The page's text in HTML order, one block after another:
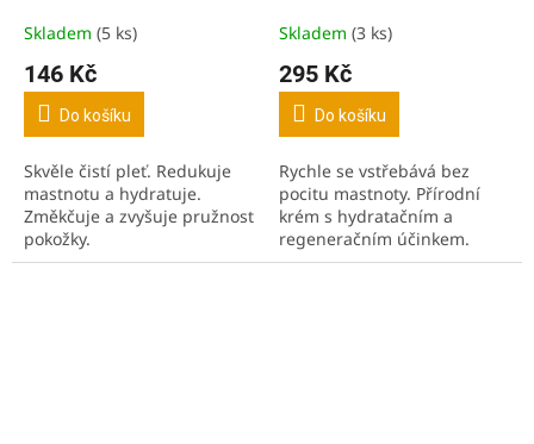
Skladem (5 ks)
146 Kč
Do košíku
Skvěle čistí pleť. Redukuje
mastnotu a hydratuje.
Změkčuje a zvyšuje pružnost
pokožky.
Skladem (3 ks)
295 Kč
Do košíku
Rychle se vstřebává bez
pocitu mastnoty. Přírodní
krém s hydratačním a
regeneračním účinkem.
Vhodný na sušší a normální